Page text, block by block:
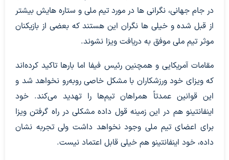
در جام جهانی، نگرانی ها در مورد تیم ملی و ستاره هایش بیشتر
از قبل شده و خیلی ها نگران این هستند که بعضی از بازیکنان
موثر تیم ملی موفق به دریافت ویزا نشوند.
مقامات آمریکایی و همچنین رئیس فیفا اما بارها تاکید کرده‌اند
که ویزای خود ورزشکاران با مشکل خاصی روبه‌رو نخواهد شد و
این قوانین عمدتاً همراهان تیم‌ها را تهدید می‌کند. خود
اینفانتینو هم در این زمینه قول داده مشکلی در راه گرفتن ویزا
برای اعضای تیم ملی وجود نخواهد داشت ولی تجربه نشان
داده، خود اینفانتینو هم خیلی قابل اعتماد نیست.